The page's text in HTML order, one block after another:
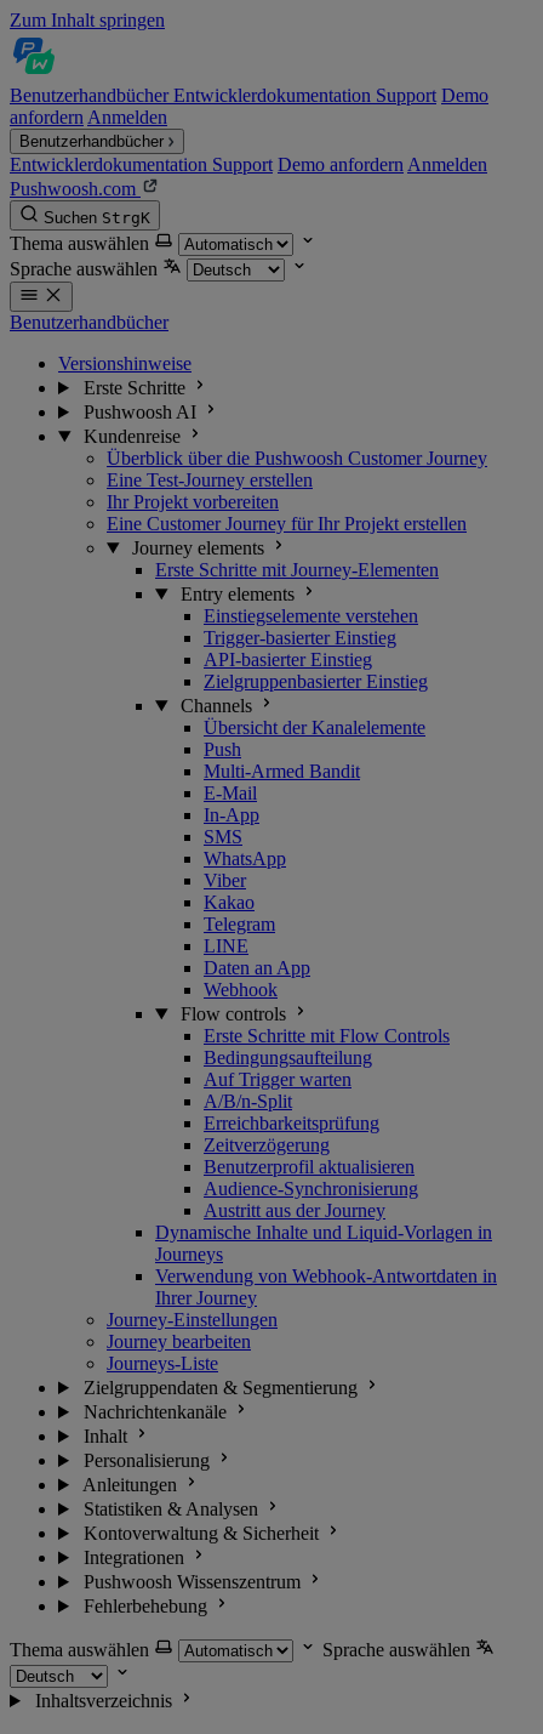
Zum Inhalt springen
BenutzerhandbücherEntwicklerdokumentation Support Demo
anfordern Anmelden
Benutzerhandbücher
Entwicklerdokumentation Support Demo anfordern Anmelden
Pushwoosh.com
Suchen StrgK
Thema auswählen
Sprache auswählen
Benutzerhandbücher
Versionshinweise
Erste Schritte
Pushwoosh AI
Kundenreise
Überblick über die Pushwoosh Customer Journey
Eine Test-Journey erstellen
Ihr Projekt vorbereiten
Eine Customer Journey für Ihr Projekt erstellen
Journey elements
Erste Schritte mit Journey-Elementen
Entry elements
Einstiegselemente verstehen
Trigger-basierter Einstieg
API-basierter Einstieg
Zielgruppenbasierter Einstieg
Channels
Übersicht der Kanalelemente
Push
Multi-Armed Bandit
E-Mail
In-App
SMS
WhatsApp
Viber
Kakao
Telegram
LINE
Daten an App
Webhook
Flow controls
Erste Schritte mit Flow Controls
Bedingungsaufteilung
Auf Trigger warten
A/B/n-Split
Erreichbarkeitsprüfung
Zeitverzögerung
Benutzerprofil aktualisieren
Audience-Synchronisierung
Austritt aus der Journey
Dynamische Inhalte und Liquid-Vorlagen in
Journeys
Verwendung von Webhook-Antwortdaten in
Ihrer Journey
Journey-Einstellungen
Journey bearbeiten
Journeys-Liste
Zielgruppendaten & Segmentierung
Nachrichtenkanäle
Inhalt
Personalisierung
Anleitungen
Statistiken & Analysen
Kontoverwaltung & Sicherheit
Integrationen
Pushwoosh Wissenszentrum
Fehlerbehebung
Thema auswählen Sprache auswählen
Inhaltsverzeichnis